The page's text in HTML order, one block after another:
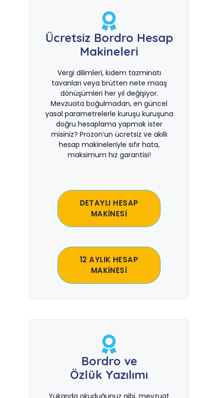
Ücretsiz Bordro Hesap
Makineleri
Vergi dilimleri, kıdem tazminatı
tavanları veya brütten nete maaş
dönüşümleri her yıl değişiyor.
Mevzuata boğulmadan, en güncel
yasal parametrelerle kuruşu kuruşuna
doğru hesaplama yapmak ister
misiniz? Prozon’un ücretsiz ve akıllı
hesap makineleriyle sıfır hata,
maksimum hız garantisi!
DETAYLI HESAP
MAKİNESİ
12 AYLIK HESAP
MAKİNESİ
Bordro ve
Özlük Yazılımı
Yukarıda okuduğunuz gibi, mevzuat